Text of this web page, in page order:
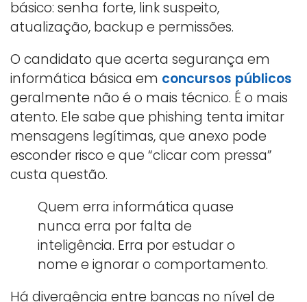
básico: senha forte, link suspeito,
atualização, backup e permissões.
O candidato que acerta segurança em
informática básica em concursos públicos
geralmente não é o mais técnico. É o mais
atento. Ele sabe que phishing tenta imitar
mensagens legítimas, que anexo pode
esconder risco e que “clicar com pressa”
custa questão.
Quem erra informática quase
nunca erra por falta de
inteligência. Erra por estudar o
nome e ignorar o comportamento.
Há divergência entre bancas no nível de